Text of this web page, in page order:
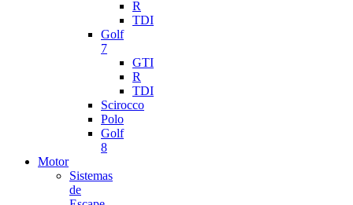
R
TDI
Golf
7
GTI
R
TDI
Scirocco
Polo
Golf
8
Motor
Sistemas
de